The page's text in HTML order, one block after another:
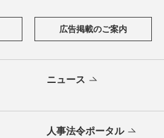
広告掲載のご案内
ニュース
人事法令ポータル